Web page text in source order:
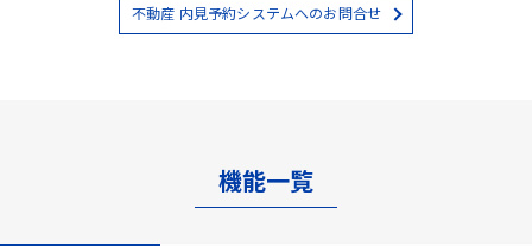
不動産 内見予約システムへのお問合せ
機能一覧